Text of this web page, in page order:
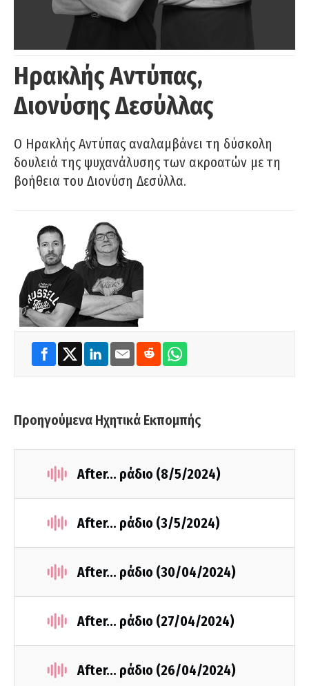
Ηρακλής Αντύπας,
Διονύσης Δεσύλλας
Ο Ηρακλής Αντύπας αναλαμβάνει τη δύσκολη
δουλειά της ψυχανάλυσης των ακροατών με τη
βοήθεια του Διονύση Δεσύλλα.
Προηγούμενα Ηχητικά Εκπομπής
After... ράδιο (8/5/2024)
After... ράδιο (3/5/2024)
After... ράδιο (30/04/2024)
After... ράδιο (27/04/2024)
After... ράδιο (26/04/2024)